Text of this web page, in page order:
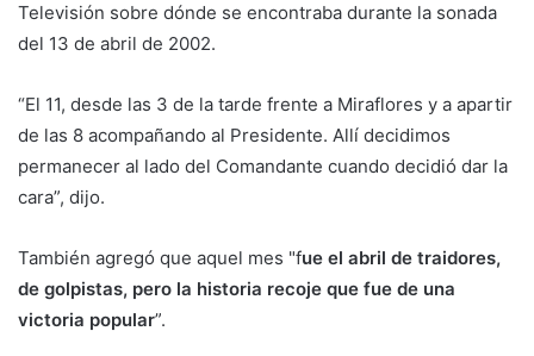
Televisión sobre dónde se encontraba durante la sonada
del 13 de abril de 2002.
“El 11, desde las 3 de la tarde frente a Miraflores y a apartir
de las 8 acompañando al Presidente. Allí decidimos
permanecer al lado del Comandante cuando decidió dar la
cara”, dijo.
También agregó que aquel mes "fue el abril de traidores,
de golpistas, pero la historia recoje que fue de una
victoria popular”.